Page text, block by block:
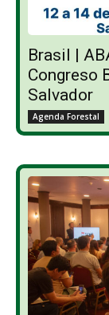
Brasil |
Congreso
Salvador
Agenda Forestal